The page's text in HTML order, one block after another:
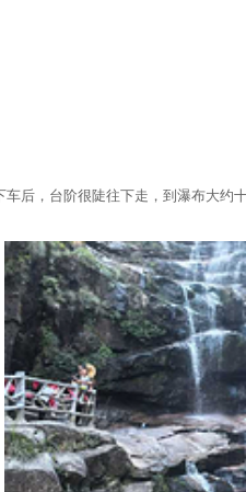
后，台阶很陡往下走，到瀑布大约